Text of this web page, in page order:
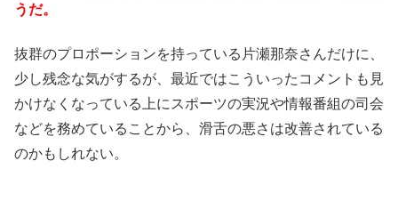
うだ。
抜群のプロポーションを持っている片瀬那奈さんだけに、
少し残念な気がするが、最近ではこういったコメントも見
かけなくなっている上にスポーツの実況や情報番組の司会
などを務めていることから、滑舌の悪さは改善されている
のかもしれない。